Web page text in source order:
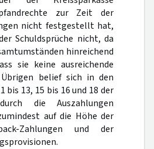
zur Zeit der
nicht festgestellt hat,
Schuldsprüche nicht, da
hinreichend
sie keine ausreichende
belief sich in den
bis 13, 15 bis 16 und 18 der
die Auszahlungen
auf die Höhe der
Zahlungen und der